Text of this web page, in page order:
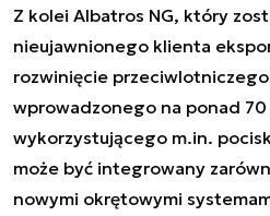
Z kolei Albatros NG, który
nieujawnionego klienta
rozwinięcie
wprowadzonego na ponad
wykorzystującego m.in.
może być integrowany
nowymi okrętowymi